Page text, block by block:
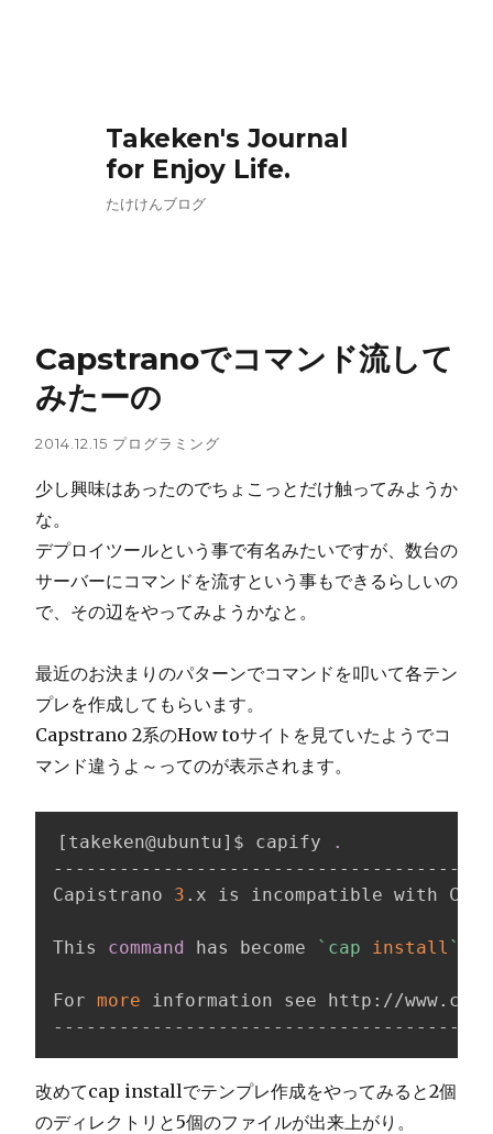
Takeken's Journal
for Enjoy Life.
たけけんブログ
Capstranoでコマンド流して
みたーの
2014.12.15 プログラミング
少し興味はあったのでちょこっとだけ触ってみようか
な。
デプロイツールという事で有名みたいですが、数台の
サーバーにコマンドを流すという事もできるらしいの
で、その辺をやってみようかなと。
最近のお決まりのパターンでコマンドを叩いて各テン
プレを作成してもらいます。
Capstrano 2系のHow toサイトを見ていたようでコ
マンド違うよ～ってのが表示されます。
[ takeken@ubuntu] $ capify
.
Capistrano 3 .x is incompatible with
This command has become ` cap install `
For more information see http://
改めてcap installでテンプレ作成をやってみると2個
のディレクトリと5個のファイルが出来上がり。